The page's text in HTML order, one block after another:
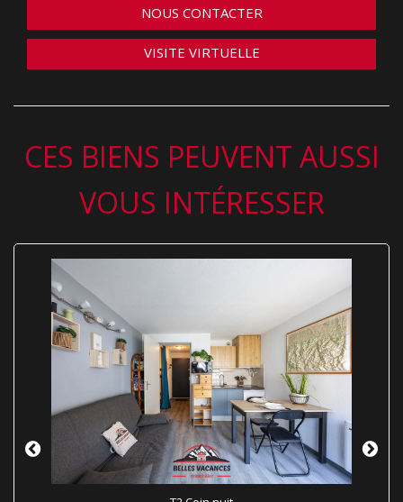
NOUS CONTACTER
VISITE VIRTUELLE
CES BIENS PEUVENT AUSSI
VOUS INTÉRESSER